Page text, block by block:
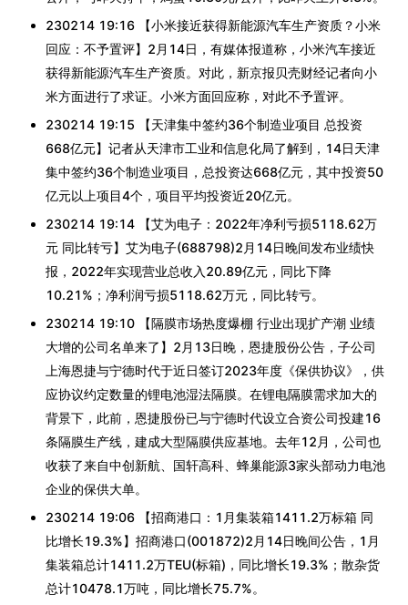
230214 19:16 【小米接近获得新能源汽车生产资质？小米
回应：不予置评】2月14日，有媒体报道称，小米汽车接近
获得新能源汽车生产资质。对此，新京报贝壳财经记者向小
米方面进行了求证。小米方面回应称，对此不予置评。
230214 19:15 【天津集中签约36个制造业项目 总投资
668亿元】记者从天津市工业和信息化局了解到，14日天津
集中签约36个制造业项目，总投资达668亿元，其中投资50
亿元以上项目4个，项目平均投资近20亿元。
230214 19:14 【艾为电子：2022年净利亏损5118.62万
元 同比转亏】艾为电子(688798)2月14日晚间发布业绩快
报，2022年实现营业总收入20.89亿元，同比下降
10.21%；净利润亏损5118.62万元，同比转亏。
230214 19:10 【隔膜市场热度爆棚 行业出现扩产潮 业绩
大增的公司名单来了】2月13日晚，恩捷股份公告，子公司
上海恩捷与宁德时代于近日签订2023年度《保供协议》，供
应协议约定数量的锂电池湿法隔膜。在锂电隔膜需求加大的
背景下，此前，恩捷股份已与宁德时代设立合资公司投建16
条隔膜生产线，建成大型隔膜供应基地。去年12月，公司也
收获了来自中创新航、国轩高科、蜂巢能源3家头部动力电池
企业的保供大单。
230214 19:06 【招商港口：1月集装箱1411.2万标箱 同
比增长19.3%】招商港口(001872)2月14日晚间公告，1月
集装箱总计1411.2万TEU(标箱)，同比增长19.3%；散杂货
总计10478.1万吨，同比增长75.7%。